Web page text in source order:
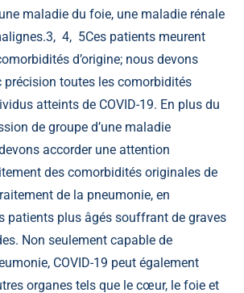
maladie du foie, une maladie rénale
3, 4, 5Ces patients meurent
d’origine; nous devons
précision toutes les comorbidités
atteints de COVID-19. En plus du
de groupe d’une maladie
accorder une attention
des comorbidités originales de
de la pneumonie, en
patients plus âgés souffrant de graves
Non seulement capable de
COVID-19 peut également
organes tels que le cœur, le foie et